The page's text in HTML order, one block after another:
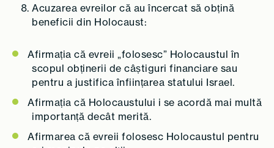
Acuzarea evreilor că au încercat să obțină
beneficii din Holocaust:
Afirmația că evreii „folosesc” Holocaustul în
scopul obținerii de câștiguri financiare sau
pentru a justifica înființarea statului Israel.
Afirmația că Holocaustului i se acordă mai multă
importanță decât merită.
Afirmarea că evreii folosesc Holocaustul pentru